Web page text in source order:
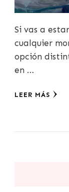
Si vas a
cualquier
opción
en …
LEER MÁS